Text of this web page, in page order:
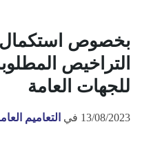
بخصوص استكمال
التراخيص
للجهات العامة
13/08/2023 في التعاميم